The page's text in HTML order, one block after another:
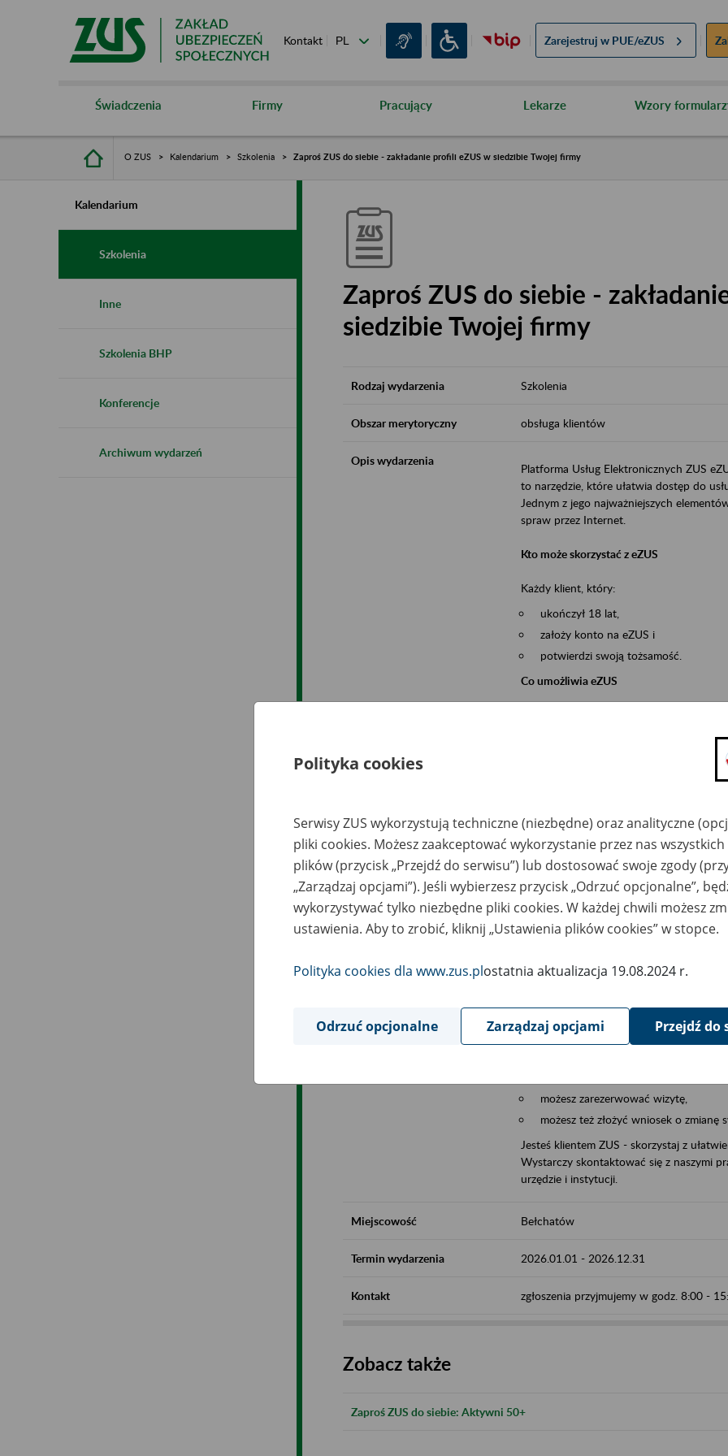
Kontakt Zarejestruj w PUE/eZUS
Świadczenia Firmy Pracujący Lekarze Wzory
O ZUS Kalendarium Szkolenia Zaproś ZUS do siebie - zakładanie profili eZUS w siedzibie Twojej firmy
Kalendarium
Szkolenia
Inne
Szkolenia BHP
Konferencje
Archiwum wydarzeń
Zaproś ZUS do siebie -
siedzibie Twojej firmy
Rodzaj wydarzenia Szkolenia
Obszar merytoryczny obsługa klientów
Opis wydarzenia
Platforma Usług Elektronicznych ZUS
to narzędzie, które ułatwia dostęp do
Jednym z jego najważniejszych
spraw przez Internet.
Kto może skorzystać z eZUS
Każdy klient, który:
ukończył 18 lat,
założy konto na eZUS i
potwierdzi swoją tożsamość.
Co umożliwia eZUS
wgląd do danych zgromadzonych w
składanie wniosków i otrzymywanie
zadawanie pytań i otrzymywanie
Jeśli jesteś osobą ubezpieczoną (np.
możesz sprawdzić swoje dane
masz dostęp do informacji o stanie
masz dostęp do informacji o
Jeśli jesteś płatnikiem składek (np.
możesz skorzystać z aplikacji
ubezpieczeń, wypełnisz i
ZUS,
możesz złożyć wniosek o wydanie
masz dostęp do zwolnień lekarskich
Jeśli jesteś świadczeniobiorcą
masz dostęp m.in. do formularza
do formularza PIT 40A, czyli
możesz zarezerwować wizytę,
możesz też złożyć wniosek o zmianę
Jesteś klientem ZUS - skorzystaj z
Wystarczy skontaktować się z naszymi
urzędzie i instytucji.
Miejscowość Bełchatów
Termin wydarzenia 2026.01.01 - 2026.12.31
Kontakt zgłoszenia przyjmujemy w godz. 8:00 -
Zobacz także
Zaproś ZUS do siebie: Aktywni 50+
Polityka cookies
Serwisy ZUS wykorzystują techniczne (niezbędne) oraz analityczne
pliki cookies. Możesz zaakceptować wykorzystanie przez nas
plików (przycisk „Przejdź do serwisu”) lub dostosować swoje zgody
„Zarządzaj opcjami”). Jeśli wybierzesz przycisk „Odrzuć opcjonalne”,
wykorzystywać tylko niezbędne pliki cookies. W każdej chwili możesz
ustawienia. Aby to zrobić, kliknij „Ustawienia plików cookies” w stopce.
Polityka cookies dla www.zus.plostatnia aktualizacja 19.08.2024 r.
Odrzuć opcjonalne Zarządzaj opcjami Przejdź do